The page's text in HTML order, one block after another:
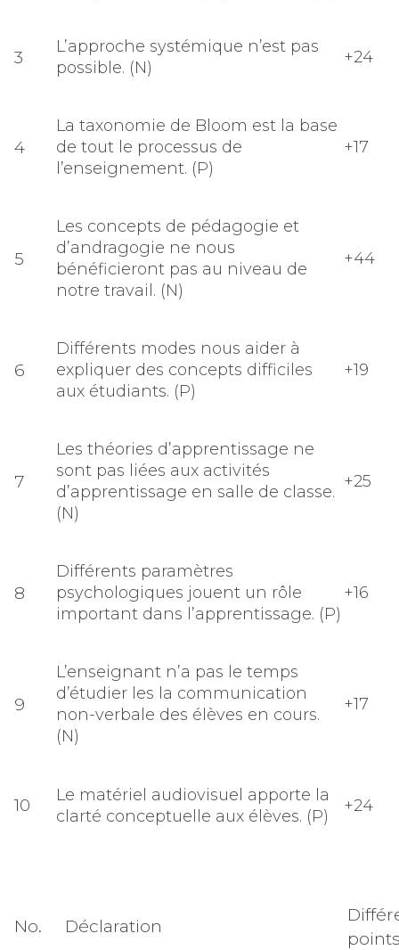
3
L’approche systémique n’est pas
possible. (N)
+24
4
La taxonomie de Bloom est la base
de tout le processus de
l’enseignement. (P)
+17
5
Les concepts de pédagogie et
d’andragogie ne nous
bénéficieront pas au niveau de
notre travail. (N)
+44
6
Différents modes nous aider à
expliquer des concepts difficiles
aux étudiants. (P)
+19
7
Les théories d’apprentissage ne
sont pas liées aux activités
d’apprentissage en salle de classe.
(N)
+25
8
Différents paramètres
psychologiques jouent un rôle
important dans l’apprentissage. (P)
+16
9
L’enseignant n’a pas le temps
d’étudier les la communication
non-verbale des élèves en cours.
(N)
+17
10
Le matériel audiovisuel apporte la
clarté conceptuelle aux élèves. (P)
+24
No. Déclaration